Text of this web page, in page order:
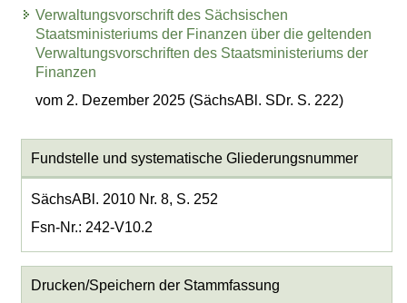
Verwaltungsvorschrift des Sächsischen
Staatsministeriums der Finanzen über die geltenden
Verwaltungsvorschriften des Staatsministeriums der
Finanzen
vom 2. Dezember 2025 (SächsABl. SDr. S. 222)
Fundstelle und systematische Gliederungsnummer
SächsABl. 2010 Nr. 8, S. 252
Fsn-Nr.: 242-V10.2
Drucken/Speichern der Stammfassung